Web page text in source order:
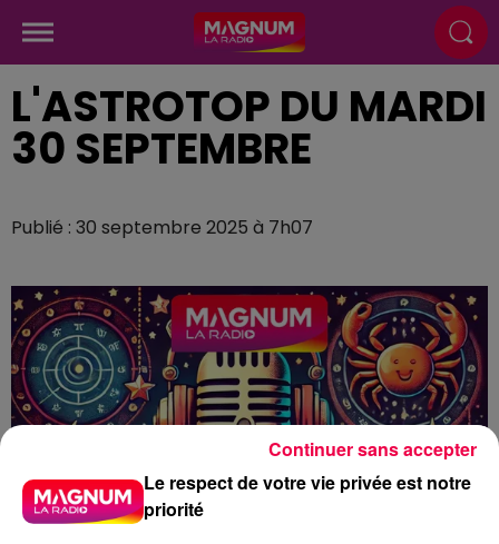
L'ASTROTOP DU MARDI
30 SEPTEMBRE
Publié : 30 septembre 2025 à 7h07
Le respect de votre vie privée est notre
priorité
Continuer sans accepter